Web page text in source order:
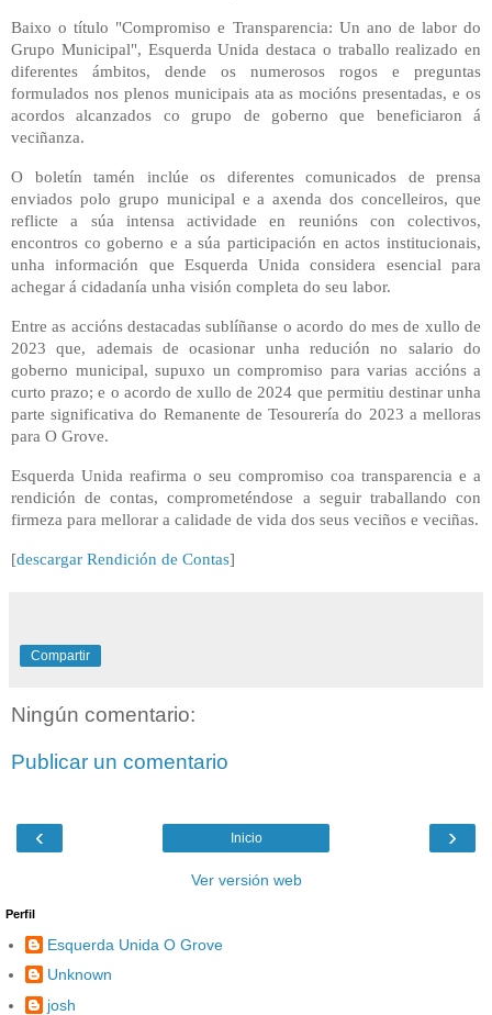
Baixo o título "Compromiso e Transparencia: Un ano de labor do
Grupo Municipal", Esquerda Unida destaca o traballo realizado en
diferentes ámbitos, dende os numerosos rogos e preguntas
formulados nos plenos municipais ata as mocións presentadas, e os
acordos alcanzados co grupo de goberno que beneficiaron á
veciñanza.
O boletín tamén inclúe os diferentes comunicados de prensa
enviados polo grupo municipal e a axenda dos concelleiros, que
reflicte a súa intensa actividade en reunións con colectivos,
encontros co goberno e a súa participación en actos institucionais,
unha información que Esquerda Unida considera esencial para
achegar á cidadanía unha visión completa do seu labor.
Entre as accións destacadas sublíñanse o acordo do mes de xullo de
2023 que, ademais de ocasionar unha redución no salario do
goberno municipal, supuxo un compromiso para varias accións a
curto prazo; e o acordo de xullo de 2024 que permitiu destinar unha
parte significativa do Remanente de Tesourería do 2023 a melloras
para O Grove.
Esquerda Unida reafirma o seu compromiso coa transparencia e a
rendición de contas, comprometéndose a seguir traballando con
firmeza para mellorar a calidade de vida dos seus veciños e veciñas.
[descargar Rendición de Contas]
Compartir
Ningún comentario:
Publicar un comentario
‹ ›
Inicio
Ver versión web
Perfil
Esquerda Unida O Grove
Unknown
josh